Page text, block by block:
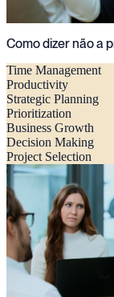
Como dizer não a
Time Management
Productivity
Strategic Planning
Prioritization
Business Growth
Decision Making
Project Selection